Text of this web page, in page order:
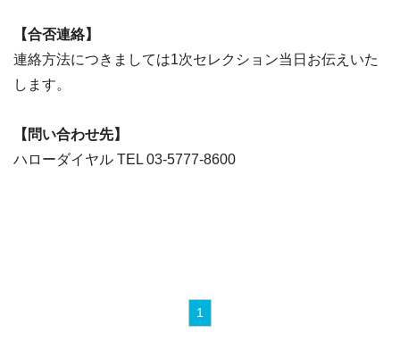
【合否連絡】
連絡方法につきましては1次セレクション当日お伝えいた
します。
【問い合わせ先】
ハローダイヤル TEL 03-5777-8600
1